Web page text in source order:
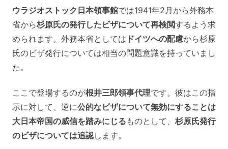
ウラジオストック日本領事館では1941年2月から外務本
省から杉原氏の発行したビザについて再検閲するよう求
められます。外務本省としては ドイツへの配慮から杉原
氏のビザ発行については相当の問題意識を持っていまし
た。
ここで登場するのが根井三郎領事代理です。彼はこの指
示に対して、逆に公的なビザについて無効にすることは
大日本帝国の威信を踏みにじる ものとして、 杉原氏発行
のビザについては追認します。